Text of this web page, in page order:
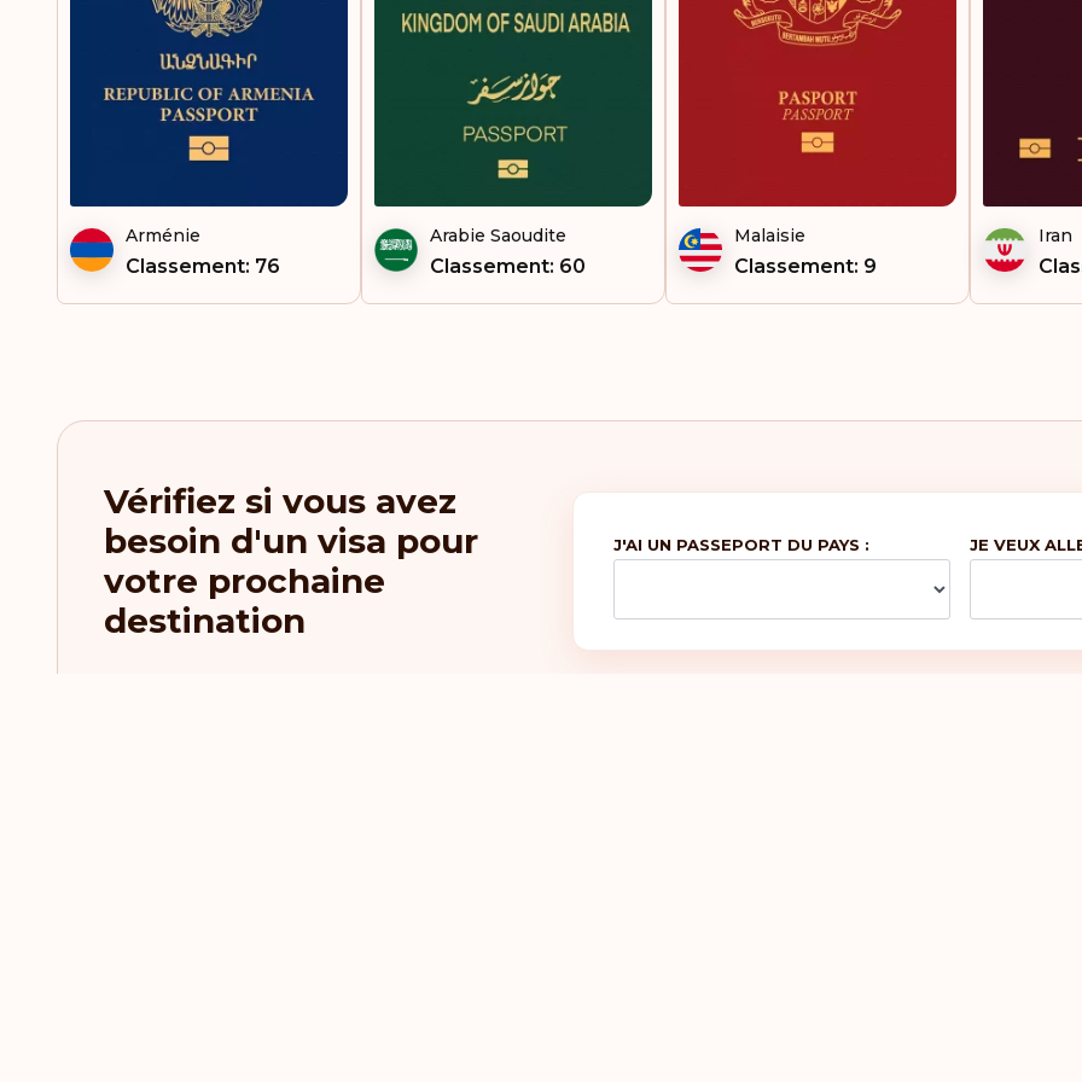
Arménie
Classement: 76
Arabie Saoudite
Classement: 60
Malaisie
Classement: 9
Iran
Vérifiez si vous avez
besoin d'un visa pour
votre prochaine
destination
J'AI UN PASSEPORT DU PAYS : JE VEUX